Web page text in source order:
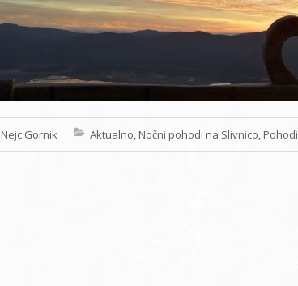
Nejc Gornik Aktualno Nočni pohodi na Slivnico Pohodi